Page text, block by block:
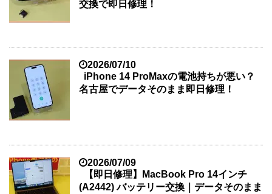
交換で即日修理！
2026/07/10
iPhone 14 ProMaxの電池持ちが悪い？
名古屋でデータそのまま即日修理！
2026/07/09
【即日修理】MacBook Pro 14インチ
(A2442) バッテリー交換｜データそのまま